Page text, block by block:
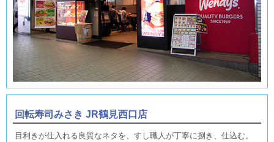
回転寿司みさき JR鶴見西口店
目利きが仕入れる良質なネタを、すし職人が丁寧に捌き、仕込む。